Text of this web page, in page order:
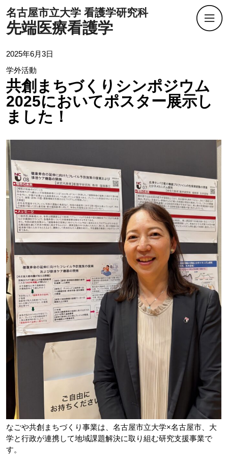
名古屋市立大学 看護学研究科
先端医療看護学
2025年6月3日
学外活動
共創まちづくりシンポジウム
2025においてポスター展示し
ました！
なごや共創まちづくり事業は、名古屋市立大学×名古屋市、大
学と行政が連携して地域課題解決に取り組む研究支援事業で
す。